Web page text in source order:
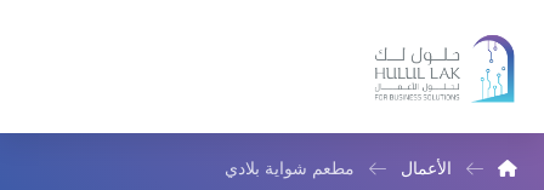
الأعمال مطعم شواية بلادي